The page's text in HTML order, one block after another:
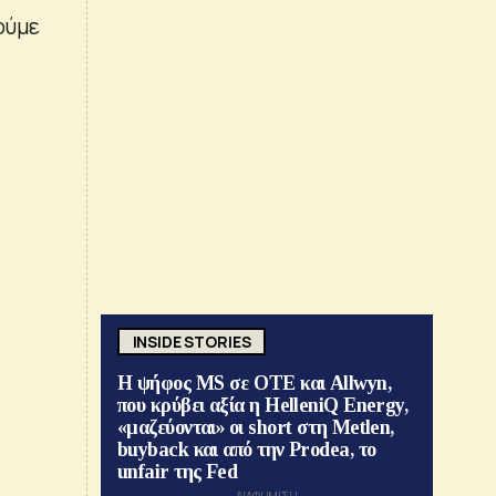
INSIDE STORIES
Η ψήφος MS σε ΟΤΕ και Allwyn,
που κρύβει αξία η HelleniQ Energy,
«μαζεύονται» οι short στη Metlen,
buyback και από την Prodea, το
unfair της Fed